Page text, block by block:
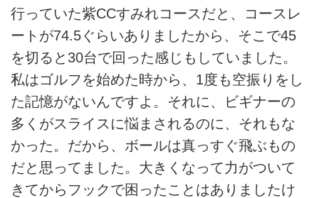
行っていた紫CCすみれコースだと、コースレ
ートが74.5ぐらいありましたから、そこで45
を切ると30台で回った感じもしていました。
私はゴルフを始めた時から、1度も空振りをし
た記憶がないんですよ。それに、ビギナーの
多くがスライスに悩まされるのに、それもな
かった。だから、ボールは真っすぐ飛ぶもの
だと思ってました。大きくなって力がついて
きてからフックで困ったことはありましたけ